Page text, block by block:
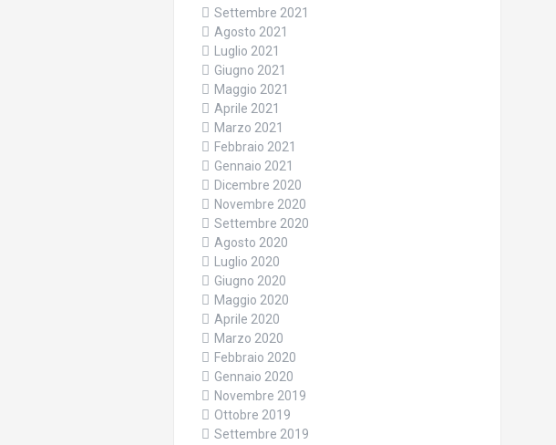
Settembre 2021
Agosto 2021
Luglio 2021
Giugno 2021
Maggio 2021
Aprile 2021
Marzo 2021
Febbraio 2021
Gennaio 2021
Dicembre 2020
Novembre 2020
Settembre 2020
Agosto 2020
Luglio 2020
Giugno 2020
Maggio 2020
Aprile 2020
Marzo 2020
Febbraio 2020
Gennaio 2020
Novembre 2019
Ottobre 2019
Settembre 2019